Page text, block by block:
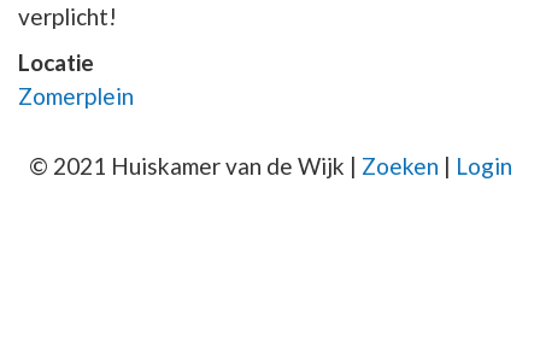
verplicht!
Locatie
Zomerplein
© 2021 Huiskamer van de Wijk | Zoeken | Login